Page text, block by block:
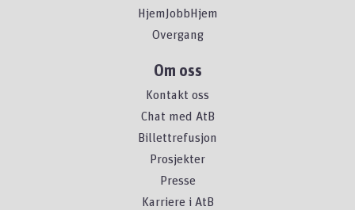
HjemJobbHjem
Overgang
Om oss
Kontakt oss
Chat med AtB
Billettrefusjon
Prosjekter
Presse
Karriere i AtB